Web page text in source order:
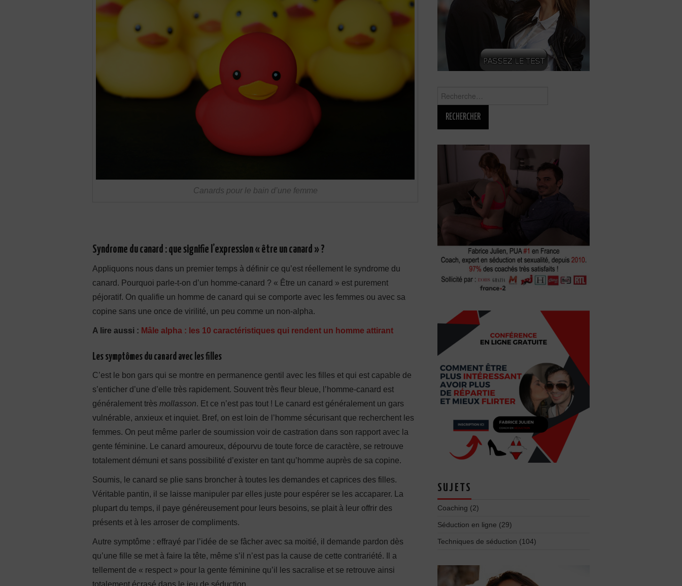
Canards pour le bain d’une femme
Syndrome du canard : que signifie l’expression « être un canard » ?
Appliquons nous dans un premier temps à définir ce qu’est réellement le syndrome du
canard. Pourquoi parle-t-on d’un homme-canard ? « Être un canard » est purement
péjoratif. On qualifie un homme de canard qui se comporte avec les femmes ou avec sa
copine sans une once de virilité, un peu comme un non-alpha.
A lire aussi : Mâle alpha : les 10 caractéristiques qui rendent un homme attirant
Les symptômes du canard avec les filles
C’est le bon gars qui se montre en permanence gentil avec les filles et qui est capable de
s’enticher d’une d’elle très rapidement. Souvent très fleur bleue, l’homme-canard est
généralement très mollasson. Et ce n’est pas tout ! Le canard est généralement un gars
vulnérable, anxieux et inquiet. Bref, on est loin de l’homme sécurisant que recherchent les
femmes. On peut même parler de soumission voir de castration dans son rapport avec la
gente féminine. Le canard amoureux, dépourvu de toute force de caractère, se retrouve
totalement démuni et sans possibilité d’exister en tant qu’homme auprès de sa copine.
Soumis, le canard se plie sans broncher à toutes les demandes et caprices des filles.
Véritable pantin, il se laisse manipuler par elles juste pour espérer se les accaparer. La
plupart du temps, il paye généreusement pour leurs besoins, se plait à leur offrir des
présents et à les arroser de compliments.
Autre symptôme : effrayé par l’idée de se fâcher avec sa moitié, il demande pardon dès
qu’une fille se met à faire la tête, même s’il n’est pas la cause de cette contrariété. Il a
tellement de « respect » pour la gente féminine qu’il les sacralise et se retrouve ainsi
SUJETS
Coaching (2)
Séduction en ligne (29)
Techniques de séduction (104)